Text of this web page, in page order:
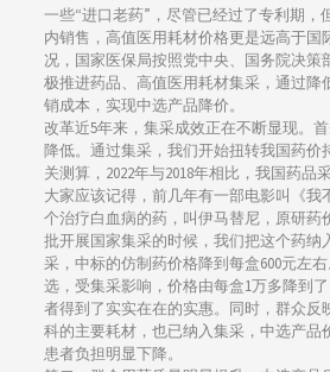
一些“进口老药”，尽管已经过了专利期，
内销售，高值医用耗材价格更是远高于国
况，国家医保局按照党中央、国务院决策
极推进药品、高值医用耗材集采，通过降
销成本，实现中选产品降价。
改革近5年来，集采成效正在不断显现。
降低。通过集采，我们开始扭转我国药价
关测算，2022年与2018年相比，我国药品
大家应该记得，前几年有一部电影叫《我
个治疗白血病的药，叫伊马替尼，原研药
批开展国家集采的时候，我们把这个药纳
采，中标的仿制药价格降到每盒600元左
选，受集采影响，价格由每盒1万多降到
者得到了实实在在的实惠。同时，群众反
科的主要耗材，也已纳入集采，中选产品
患者负担明显下降。